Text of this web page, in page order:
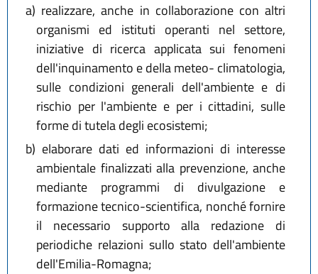
a) realizzare, anche in collaborazione con altri
organismi ed istituti operanti nel settore,
iniziative di ricerca applicata sui fenomeni
dell'inquinamento e della meteo- climatologia,
sulle condizioni generali dell'ambiente e di
rischio per l'ambiente e per i cittadini, sulle
forme di tutela degli ecosistemi;
b) elaborare dati ed informazioni di interesse
ambientale finalizzati alla prevenzione, anche
mediante programmi di divulgazione e
formazione tecnico-scientifica, nonché fornire
il necessario supporto alla redazione di
periodiche relazioni sullo stato dell'ambiente
dell'Emilia-Romagna;